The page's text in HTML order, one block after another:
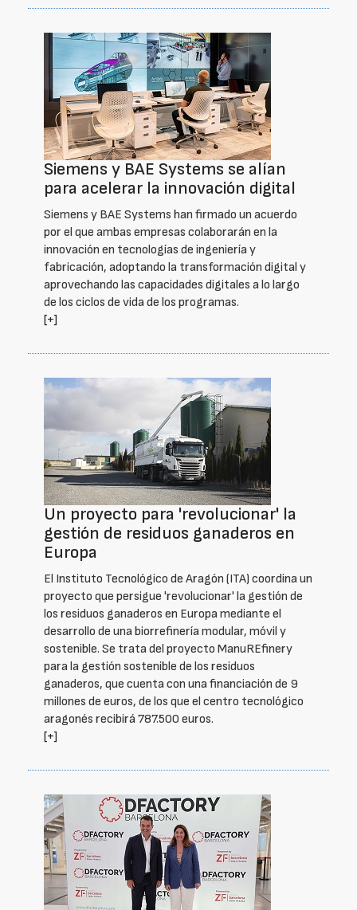
Siemens y BAE Systems se alían
para acelerar la innovación digital
Siemens y BAE Systems han firmado un acuerdo
por el que ambas empresas colaborarán en la
innovación en tecnologías de ingeniería y
fabricación, adoptando la transformación digital y
aprovechando las capacidades digitales a lo largo
de los ciclos de vida de los programas.
[+]
Un proyecto para 'revolucionar' la
gestión de residuos ganaderos en
Europa
El Instituto Tecnológico de Aragón (ITA) coordina un
proyecto que persigue 'revolucionar' la gestión de
los residuos ganaderos en Europa mediante el
desarrollo de una biorrefinería modular, móvil y
sostenible. Se trata del proyecto ManuREfinery
para la gestión sostenible de los residuos
ganaderos, que cuenta con una financiación de 9
millones de euros, de los que el centro tecnológico
aragonés recibirá 787.500 euros.
[+]